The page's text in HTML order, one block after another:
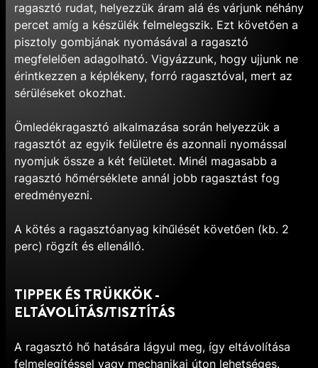
ragasztó rudat, helyezzük áram alá és várjunk néhány
percet amíg a készülék felmelegszik. Ezt követően a
pisztoly gombjának nyomásával a ragasztó
megfelelően adagolható. Vigyázzunk, hogy ujjunk ne
érintkezzen a képlékeny, forró ragasztóval, mert az
sérüléseket okozhat.
Ömledékragasztó alkalmazása során helyezzük a
ragasztót az egyik felületre és azonnali nyomással
nyomjuk össze a két felületet. Minél magasabb a
ragasztó hőmérséklete annál jobb ragasztást fog
eredményezni.
A kötés a ragasztóanyag kihűlését követően (kb. 2
perc) rögzít és ellenálló.
TIPPEK ÉS TRÜKKÖK -
ELTÁVOLÍTÁS/TISZTÍTÁS
A ragasztó hő hatására lágyul meg, így eltávolítása
felmelegítéssel vagy mechanikai úton lehetséges.